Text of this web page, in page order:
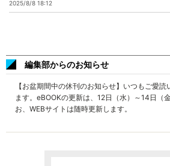
2025/8/8 18:12
編集部からのお知らせ
【お盆期間中の休刊のお知らせ】いつもご愛
ます。eBOOKの更新は、12日（水）～14日（
お、WEBサイトは随時更新します。